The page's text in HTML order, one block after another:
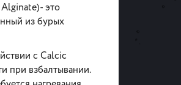
Alginate)- это
из бурых
с Calcic
при взбалтывании.